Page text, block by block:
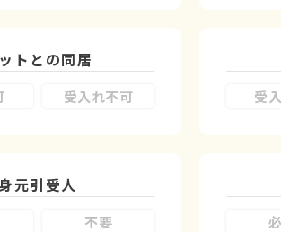
トとの同居
受入れ不可 受
元引受人
不要